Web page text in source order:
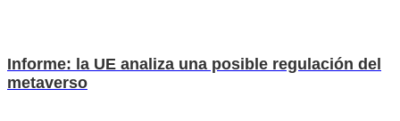
Informe: la UE analiza una posible regulación del
metaverso